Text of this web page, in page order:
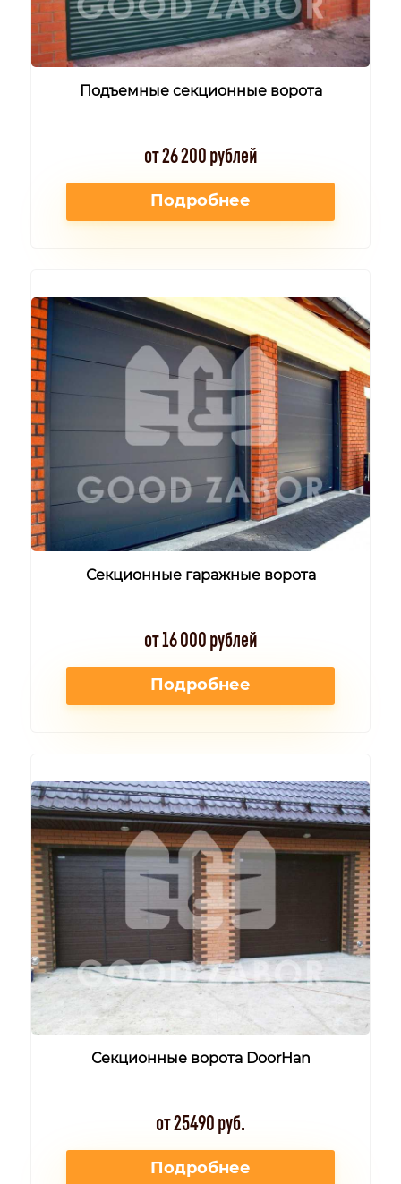
Подъемные секционные ворота
от 26 200 рублей
Подробнее
Секционные гаражные ворота
от 16 000 рублей
Подробнее
Секционные ворота DoorHan
от 25490 руб.
Подробнее